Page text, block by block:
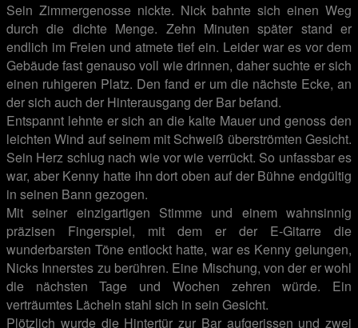
Sein Zimmergenosse nickte. Nick bahnte sich einen Weg
durch die dichte Menge. Zehn Minuten später stand er
endlich im Freien und atmete tief ein. Leider war es vor dem
Gebäude fast genauso voll wie drinnen, daher suchte er sich
einen ruhigeren Platz. Den fand er um die nächste Ecke, an
der sich auch der Hinterausgang der Bar befand.
Entspannt lehnte er sich an die kalte Mauer und genoss den
leichten Wind auf seinem mit Schweiß überströmten Gesicht.
Sein Herz schlug nach wie vor wie verrückt. So unfassbar es
war, aber Kenny hatte ihn dort oben auf der Bühne endgültig
in seinen Bann gezogen.
Mit seiner einzigartigen Stimme und einem wahnsinnig
präzisen Fingerspiel, mit dem er der E-Gitarre die
wunderbarsten Töne entlockt hatte, war es Kenny gelungen,
Nicks Innerstes zu berühren. Eine Mischung, von der er wohl
die nächsten Tage und Wochen zehren würde. Ein
verträumtes Lächeln stahl sich in sein Gesicht.
Plötzlich wurde die Hintertür zur Bar aufgerissen und zwei